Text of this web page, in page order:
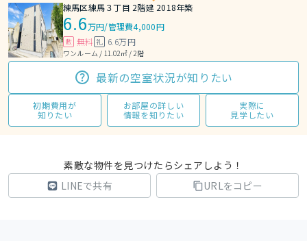
練馬区練馬３丁目 2階建 2018年築
6.6万円/管理費4,000円
敷 無料 礼 6.6万円
ワンルーム / 11.02㎡ / 2階
最新の空室状況が知りたい
初期費用が
知りたい
お部屋の詳しい
情報を知りたい
実際に
見学したい
素敵な物件を見つけたらシェアしよう！
LINEで共有
URLをコピー